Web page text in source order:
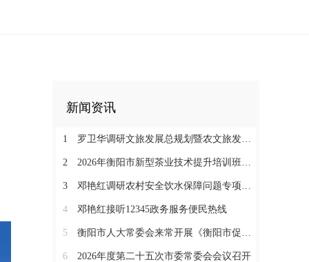
新闻资讯
1 罗卫华调研文旅发展总规划暨农文旅发展工作
2 2026年衡阳市新型茶业技术提升培训班在塔山瑶族乡开班
3 邓艳红调研农村安全饮水保障问题专项整治和抗旱保水工作
4 邓艳红接听12345政务服务便民热线
5 衡阳市人大常委会来常开展《衡阳市促进中医药康养与文旅融合发展若干规定（草案）》立法调研
6 2026年度第二十五次市委常委会会议召开